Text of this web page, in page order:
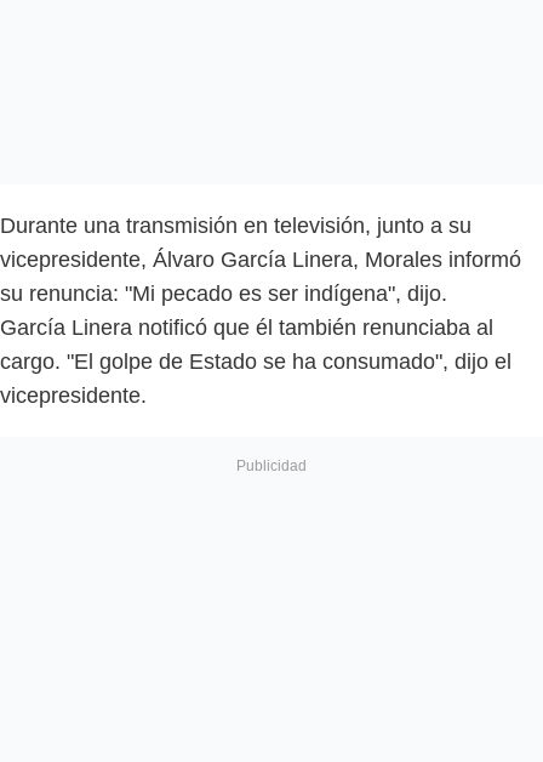
Durante una transmisión en televisión, junto a su
vicepresidente, Álvaro García Linera, Morales informó
su renuncia: "Mi pecado es ser indígena", dijo.
García Linera notificó que él también renunciaba al
cargo. "El golpe de Estado se ha consumado", dijo el
vicepresidente.